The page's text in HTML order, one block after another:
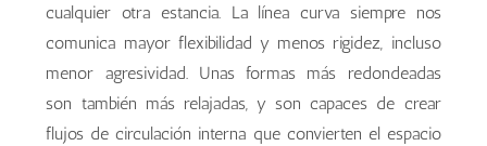
cualquier otra estancia. La línea curva siempre nos
comunica mayor flexibilidad y menos rigidez, incluso
menor agresividad. Unas formas más redondeadas
son también más relajadas, y son capaces de crear
flujos de circulación interna que convierten el espacio